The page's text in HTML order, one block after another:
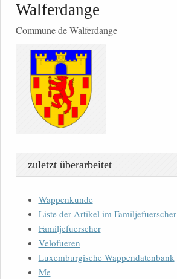
Walferdange
Commune de Walferdange
zuletzt überarbeitet
Wappenkunde
Liste der Artikel im Familjefuerscher
Familjefuerscher
Velofueren
Luxemburgische Wappendatenbank
Me